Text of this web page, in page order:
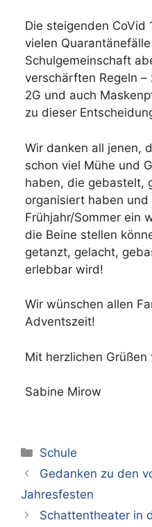
Die steigenden CoVid
vielen
Schulgemeinschaft
verschärften Regeln
2G und auch
zu dieser
Wir danken all jenen,
schon viel Mühe und
haben, die gebastelt,
organisiert haben
Frühjahr/Sommer ein
die Beine stellen
getanzt, gelacht,
erlebbar wird!
Wir wünschen allen
Adventszeit!
Mit herzlichen Grüßen
Sabine Mirow
Kategorien
Schule
Gedanken zu den
Jahresfesten
Schattentheater in